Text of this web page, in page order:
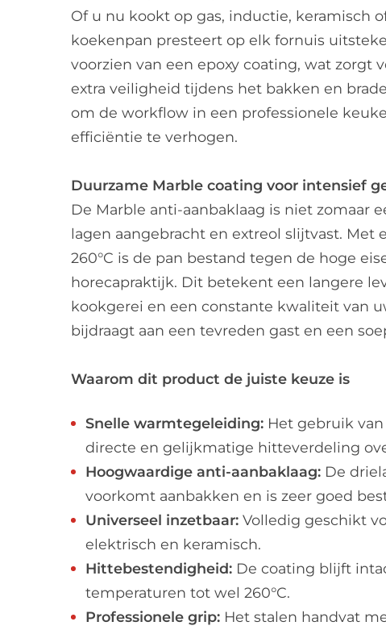
Of u nu kookt op gas, inductie, keramisch
koekenpan presteert op elk fornuis
voorzien van een epoxy coating, wat zorgt
extra veiligheid tijdens het bakken en
om de workflow in een professionele
efficiëntie te verhogen.
Duurzame Marble coating voor intensief
De Marble anti-aanbaklaag is niet zomaar
lagen aangebracht en extreol slijtvast.
260°C is de pan bestand tegen de hoge
horecapraktijk. Dit betekent een langere
kookgerei en een constante kwaliteit van
bijdraagt aan een tevreden gast en een
Waarom dit product de juiste keuze is
Snelle warmtegeleiding:Het gebruik
directe en gelijkmatige hitteverdeling
Hoogwaardige anti-aanbaklaag:De
voorkomt aanbakken en is zeer goed
Universeel inzetbaar:Volledig geschikt
elektrisch en keramisch.
Hittebestendigheid:De coating blijft
temperaturen tot wel 260°C.
Professionele grip:Het stalen handvat